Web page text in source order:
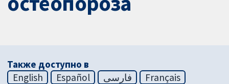
Также доступно в
English
Español فارسی
Français